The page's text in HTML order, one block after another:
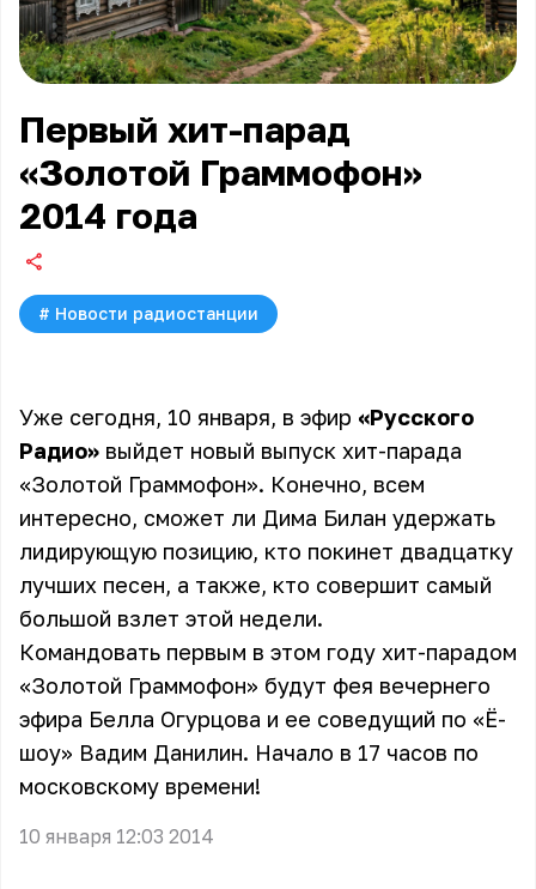
Первый хит-парад
«Золотой Граммофон»
2014 года
# Новости радиостанции
Уже сегодня, 10 января, в эфир «Русского
Радио» выйдет новый выпуск хит-парада
«Золотой Граммофон». Конечно, всем
интересно, сможет ли Дима Билан удержать
лидирующую позицию, кто покинет двадцатку
лучших песен, а также, кто совершит самый
большой взлет этой недели.
Командовать первым в этом году хит-парадом
«Золотой Граммофон» будут фея вечернего
эфира Белла Огурцова и ее соведущий по «Ё-
шоу» Вадим Данилин. Начало в 17 часов по
московскому времени!
10 января 12:03 2014